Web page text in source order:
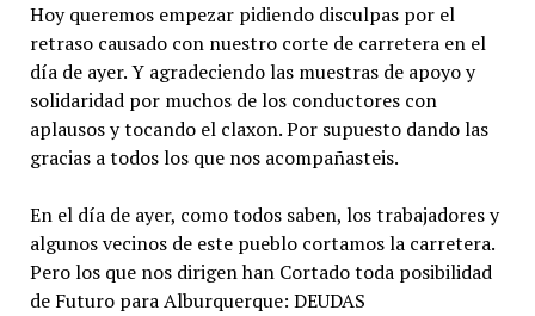
Hoy queremos empezar pidiendo disculpas por el
retraso causado con nuestro corte de carretera en el
día de ayer. Y agradeciendo las muestras de apoyo y
solidaridad por muchos de los conductores con
aplausos y tocando el claxon. Por supuesto dando las
gracias a todos los que nos acompañasteis.
En el día de ayer, como todos saben, los trabajadores y
algunos vecinos de este pueblo cortamos la carretera.
Pero los que nos dirigen han Cortado toda posibilidad
de Futuro para Alburquerque: DEUDAS